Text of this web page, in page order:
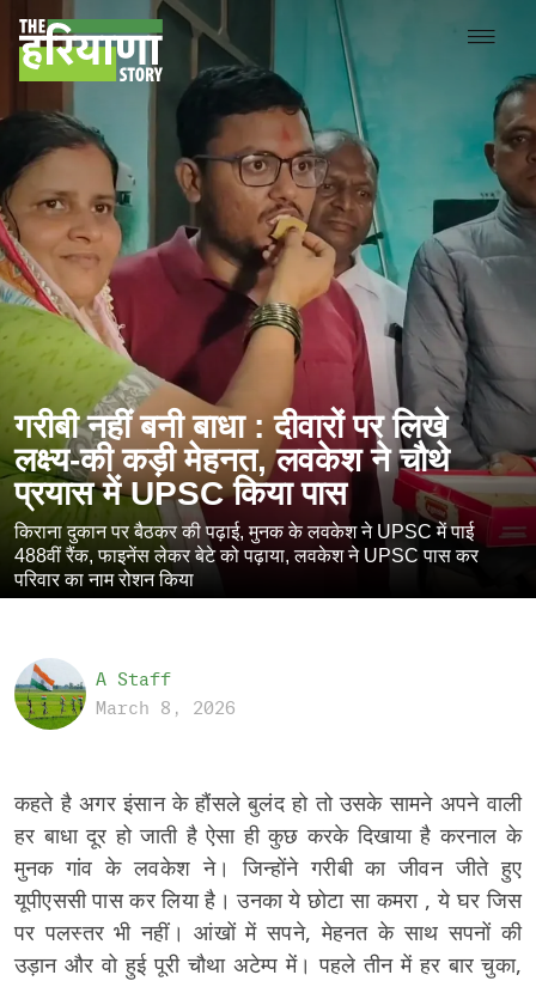
गरीबी नहीं बनी बाधा : दीवारों पर लिखे
लक्ष्य-की कड़ी मेहनत, लवकेश ने चौथे
प्रयास में UPSC किया पास
किराना दुकान पर बैठकर की पढ़ाई, मुनक के लवकेश ने UPSC में पाई
488वीं रैंक, फाइनेंस लेकर बेटे को पढ़ाया, लवकेश ने UPSC पास कर
परिवार का नाम रोशन किया
A Staff
March 8, 2026
कहते है अगर इंसान के हौंसले बुलंद हो तो उसके सामने अपने वाली
हर बाधा दूर हो जाती है ऐसा ही कुछ करके दिखाया है करनाल के
मुनक गांव के लवकेश ने। जिन्होंने गरीबी का जीवन जीते हुए
यूपीएससी पास कर लिया है। उनका ये छोटा सा कमरा , ये घर जिस
पर पलस्तर भी नहीं। आंखों में सपने, मेहनत के साथ सपनों की
उड़ान और वो हुई पूरी चौथा अटेम्प में। पहले तीन में हर बार चुका,